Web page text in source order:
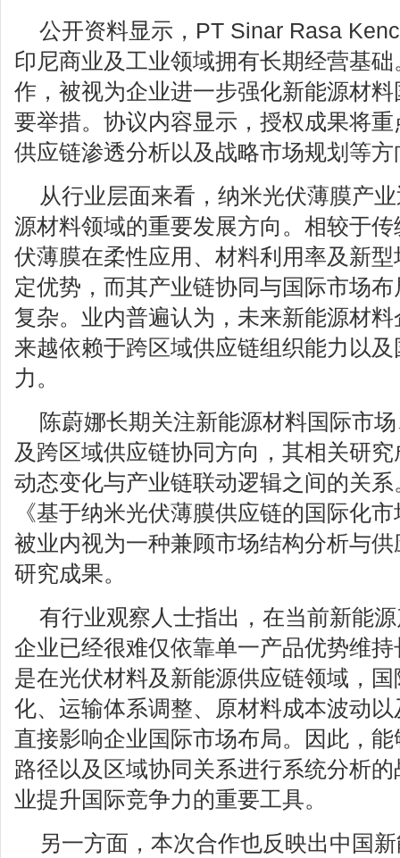
公开资料显示，PT Sinar Rasa
印尼商业及工业领域拥有长期经营基
作，被视为企业进一步强化新能源材
要举措。协议内容显示，授权成果将
供应链渗透分析以及战略市场规划等方
从行业层面来看，纳米光伏薄膜产
源材料领域的重要发展方向。相较于
伏薄膜在柔性应用、材料利用率及新
定优势，而其产业链协同与国际市场
复杂。业内普遍认为，未来新能源材
来越依赖于跨区域供应链组织能力以
力。
陈蔚娜长期关注新能源材料国际市
及跨区域供应链协同方向，其相关研
动态变化与产业链联动逻辑之间的关
《基于纳米光伏薄膜供应链的国际化
被业内视为一种兼顾市场结构分析与
研究成果。
有行业观察人士指出，在当前新能
企业已经很难仅依靠单一产品优势维
是在光伏材料及新能源供应链领域，
化、运输体系调整、原材料成本波动
直接影响企业国际市场布局。因此，
路径以及区域协同关系进行系统分析
业提升国际竞争力的重要工具。
另一方面，本次合作也反映出中国